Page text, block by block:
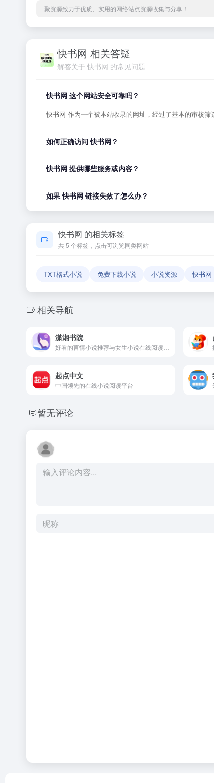
聚资源致力于优质、实用的网络站点资源收集与分享！
快书网 相关答疑
解答关于 快书网 的常见问题
快书网 这个网站安全可靠吗？
快书网 作为一个被本站收录的网址，经过了基本的审核
如何正确访问 快书网？
快书网 提供哪些服务或内容？
如果 快书网 链接失效了怎么办？
如果发现链接无法打开或内容已变更，您可以使用页面
快书网 的相关标签
共 5 个标签，点击可浏览同类网站
TXT格式小说 免费下载小说 小说资源 快书网
相关导航
潇湘书院
起点中文
中国领先的在线小说阅读平台
暂无评论